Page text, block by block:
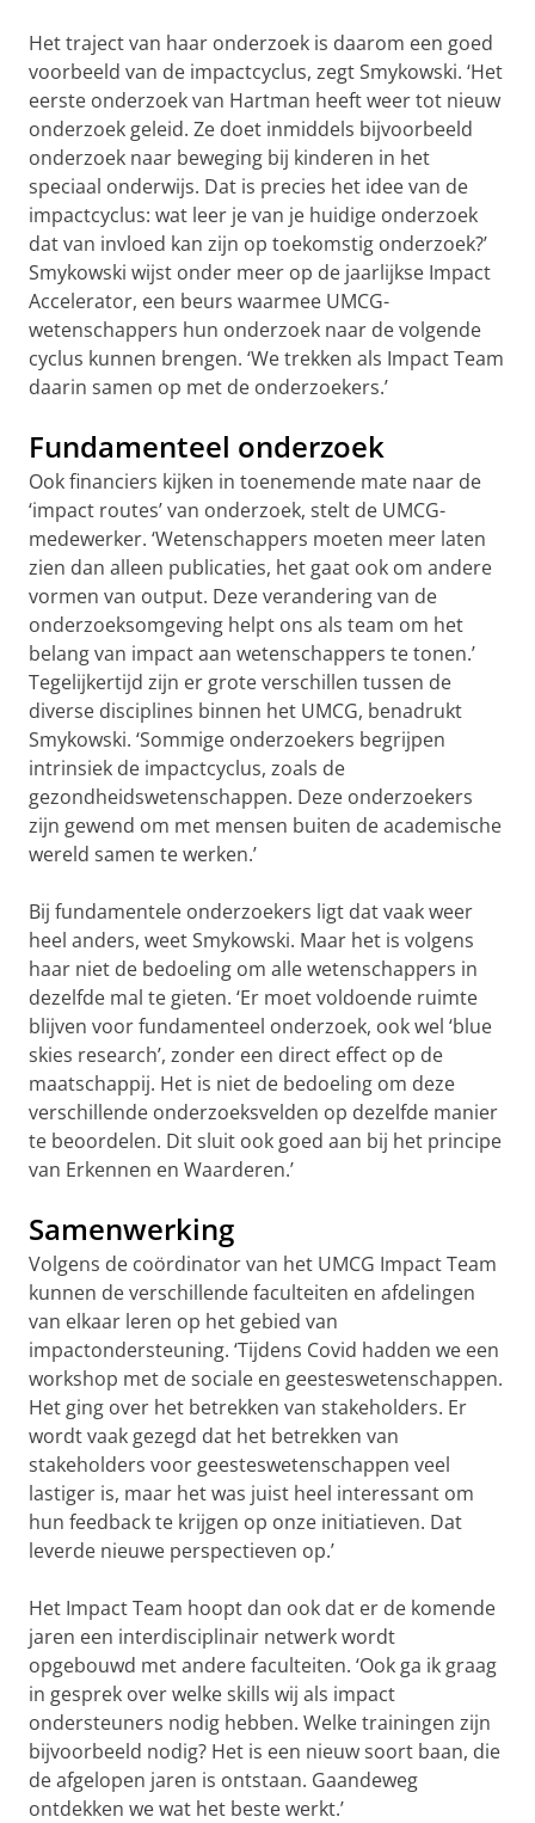
Het traject van haar onderzoek is daarom een goed
voorbeeld van de impactcyclus, zegt Smykowski. ‘Het
eerste onderzoek van Hartman heeft weer tot nieuw
onderzoek geleid. Ze doet inmiddels bijvoorbeeld
onderzoek naar beweging bij kinderen in het
speciaal onderwijs. Dat is precies het idee van de
impactcyclus: wat leer je van je huidige onderzoek
dat van invloed kan zijn op toekomstig onderzoek?’
Smykowski wijst onder meer op de jaarlijkse Impact
Accelerator, een beurs waarmee UMCG-
wetenschappers hun onderzoek naar de volgende
cyclus kunnen brengen. ‘We trekken als Impact Team
daarin samen op met de onderzoekers.’
Fundamenteel onderzoek
Ook financiers kijken in toenemende mate naar de
‘impact routes’ van onderzoek, stelt de UMCG-
medewerker. ‘Wetenschappers moeten meer laten
zien dan alleen publicaties, het gaat ook om andere
vormen van output. Deze verandering van de
onderzoeksomgeving helpt ons als team om het
belang van impact aan wetenschappers te tonen.’
Tegelijkertijd zijn er grote verschillen tussen de
diverse disciplines binnen het UMCG, benadrukt
Smykowski. ‘Sommige onderzoekers begrijpen
intrinsiek de impactcyclus, zoals de
gezondheidswetenschappen. Deze onderzoekers
zijn gewend om met mensen buiten de academische
wereld samen te werken.’
Bij fundamentele onderzoekers ligt dat vaak weer
heel anders, weet Smykowski. Maar het is volgens
haar niet de bedoeling om alle wetenschappers in
dezelfde mal te gieten. ‘Er moet voldoende ruimte
blijven voor fundamenteel onderzoek, ook wel ‘blue
skies research’, zonder een direct effect op de
maatschappij. Het is niet de bedoeling om deze
verschillende onderzoeksvelden op dezelfde manier
te beoordelen. Dit sluit ook goed aan bij het principe
van Erkennen en Waarderen.’
Samenwerking
Volgens de coördinator van het UMCG Impact Team
kunnen de verschillende faculteiten en afdelingen
van elkaar leren op het gebied van
impactondersteuning. ‘Tijdens Covid hadden we een
workshop met de sociale en geesteswetenschappen.
Het ging over het betrekken van stakeholders. Er
wordt vaak gezegd dat het betrekken van
stakeholders voor geesteswetenschappen veel
lastiger is, maar het was juist heel interessant om
hun feedback te krijgen op onze initiatieven. Dat
leverde nieuwe perspectieven op.’
Het Impact Team hoopt dan ook dat er de komende
jaren een interdisciplinair netwerk wordt
opgebouwd met andere faculteiten. ‘Ook ga ik graag
in gesprek over welke skills wij als impact
ondersteuners nodig hebben. Welke trainingen zijn
bijvoorbeeld nodig? Het is een nieuw soort baan, die
de afgelopen jaren is ontstaan. Gaandeweg
ontdekken we wat het beste werkt.’